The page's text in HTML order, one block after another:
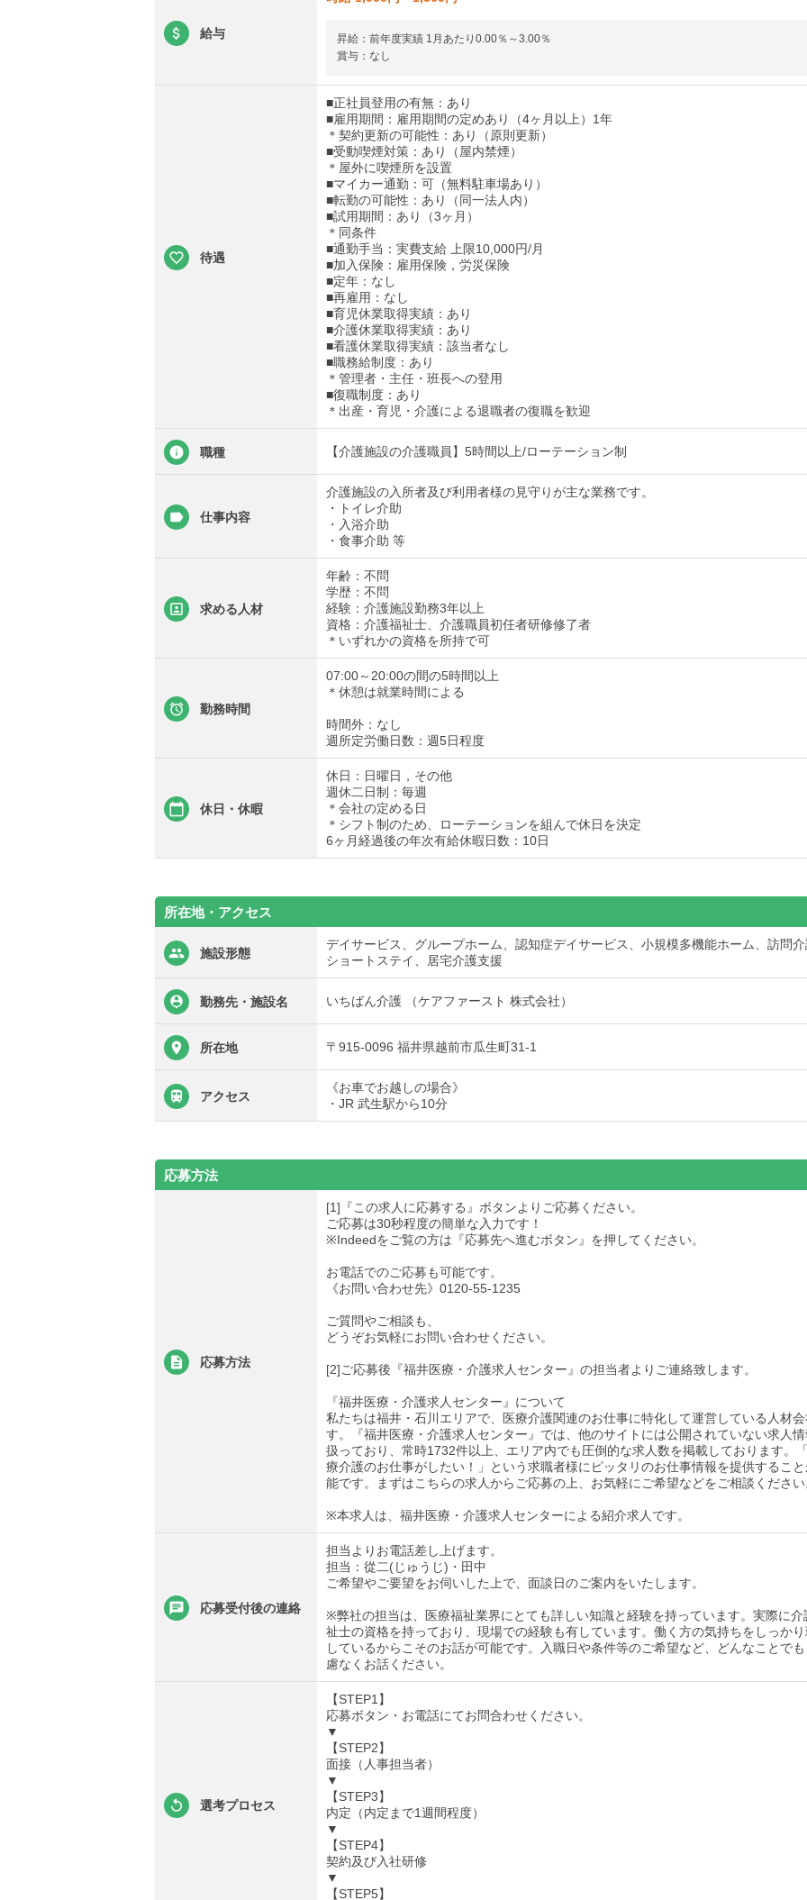
給与
昇給：前年度実績 1月あたり0.00％～3.00％
賞与：なし
待遇
■正社員登用の有無：あり
■雇用期間：雇用期間の定めあり（4ヶ月以上）1年
＊契約更新の可能性：あり（原則更新）
■受動喫煙対策：あり（屋内禁煙）
＊屋外に喫煙所を設置
■マイカー通勤：可（無料駐車場あり）
■転勤の可能性：あり（同一法人内）
■試用期間：あり（3ヶ月）
＊同条件
■通勤手当：実費支給 上限10,000円/月
■加入保険：雇用保険，労災保険
■定年：なし
■再雇用：なし
■育児休業取得実績：あり
■介護休業取得実績：あり
■看護休業取得実績：該当者なし
■職務給制度：あり
＊管理者・主任・班長への登用
■復職制度：あり
＊出産・育児・介護による退職者の復職を歓迎
職種 【介護施設の介護職員】5時間以上/ローテーション制
仕事内容
介護施設の入所者及び利用者様の見守りが主な業務です。
・トイレ介助
・入浴介助
・食事介助 等
求める人材
年齢：不問
学歴：不問
経験：介護施設勤務3年以上
資格：介護福祉士、介護職員初任者研修修了者
＊いずれかの資格を所持で可
勤務時間
07:00～20:00の間の5時間以上
＊休憩は就業時間による
時間外：なし
週所定労働日数：週5日程度
休日・休暇
休日：日曜日，その他
週休二日制：毎週
＊会社の定める日
＊シフト制のため、ローテーションを組んで休日を決定
6ヶ月経過後の年次有給休暇日数：10日
所在地・アクセス
施設形態
デイサービス、グループホーム、認知症デイサービス、小規模多機能ホーム、訪問
ショートステイ、居宅介護支援
勤務先・施設名 いちばん介護 （ケアファースト 株式会社）
所在地 〒915-0096 福井県越前市瓜生町31-1
アクセス
《お車でお越しの場合》
・JR 武生駅から10分
応募方法
応募方法
[1]『この求人に応募する』ボタンよりご応募ください。
ご応募は30秒程度の簡単な入力です！
※Indeedをご覧の方は『応募先へ進むボタン』を押してください。
お電話でのご応募も可能です。
《お問い合わせ先》0120-55-1235
ご質問やご相談も、
どうぞお気軽にお問い合わせください。
[2]ご応募後『福井医療・介護求人センター』の担当者よりご連絡致します。
『福井医療・介護求人センター』について
私たちは福井・石川エリアで、医療介護関連のお仕事に特化して運営している人材
す。『福井医療・介護求人センター』では、他のサイトには公開されていない求人
扱っており、常時1732件以上、エリア内でも圧倒的な求人数を掲載しております。
療介護のお仕事がしたい！」という求職者様にピッタリのお仕事情報を提供するこ
能です。まずはこちらの求人からご応募の上、お気軽にご希望などをご相談くださ
※本求人は、福井医療・介護求人センターによる紹介求人です。
応募受付後の連絡
担当よりお電話差し上げます。
担当：從二(じゅうじ)・田中
ご希望やご要望をお伺いした上で、面談日のご案内をいたします。
※弊社の担当は、医療福祉業界にとても詳しい知識と経験を持っています。実際に介
祉士の資格を持っており、現場での経験も有しています。働く方の気持ちをしっか
しているからこそのお話が可能です。入職日や条件等のご希望など、どんなことで
慮なくお話ください。
選考プロセス
【STEP1】
応募ボタン・お電話にてお問合わせください。
▼
【STEP2】
面接（人事担当者）
▼
【STEP3】
内定（内定まで1週間程度）
▼
【STEP4】
契約及び入社研修
▼
【STEP5】